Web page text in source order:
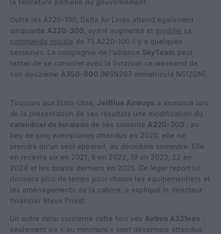
Outre les A220-100, Delta Air Lines attend également
cinquante A220-300 , ayant augmenté et modifié sa
commande initiale de 75 A220-100 il y a quelques
semaines. La compagnie de l’alliance SkyTeam peut
tenter de se consoler avec la livraison ce weekend de
son douzième A350-900 (MSN267 immatriculé N512DN).
Toujours aux Etats-Unis, JetBlue Airways a annoncé lors
de la présentation de ses résultats une modification du
calendrier de livraison de ses soixante A220-300 : au
lieu de cinq exemplaires attendus en 2020, elle ne
prendra qu’un seul appareil, au deuxième semestre. Elle
en recevra six en 2021, 8 en 2022, 19 en 2023, 22 en
2024 et les quatre derniers en 2025. Ce léger report lui
donnera plus de temps pour choisir les équipementiers et
les aménagements de la cabine, a expliqué le directeur
financier Steve Priest.
Un autre délai concerne cette fois ses Airbus A321neo :
seulement six « au minimum » sont désormais attendus